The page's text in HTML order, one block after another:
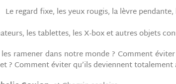
Le regard fixe, les yeux rougis, la lèvre
les tablettes, les X-box et autres objets
ramener dans notre monde ? Comment
? Comment éviter qu’ils deviennent